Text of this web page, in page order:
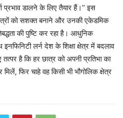
प्रभाव डालने के लिए तैयार हैं।’’ इस
को सशक्त बनाने और उनकी एकेडमिक
की पुष्टि कर रहा है। आधुनिक
लर्न देश के शिक्षा क्षेत्र में बदलाव
है कि हर छात्र को अपनी प्रतिभा का
फिर चाहे वह किसी भी भौगोलिक क्षेत्र